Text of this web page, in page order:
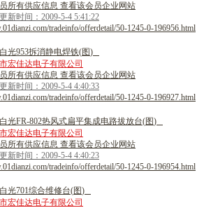
所有供应信息 查看该会员企业网站
新时间：2009-5-4 5:41:22
tradeinfo/offerdetail/50-1245-0-196956.html
白光953拆消静电焊铁(图)
宏佳达电子有限公司
所有供应信息 查看该会员企业网站
新时间：2009-5-4 4:40:33
tradeinfo/offerdetail/50-1245-0-196927.html
白光FR-802热风式扁平集成电路拔放台(图)
宏佳达电子有限公司
所有供应信息 查看该会员企业网站
新时间：2009-5-4 4:40:23
tradeinfo/offerdetail/50-1245-0-196954.html
白光701综合维修台(图)
宏佳达电子有限公司